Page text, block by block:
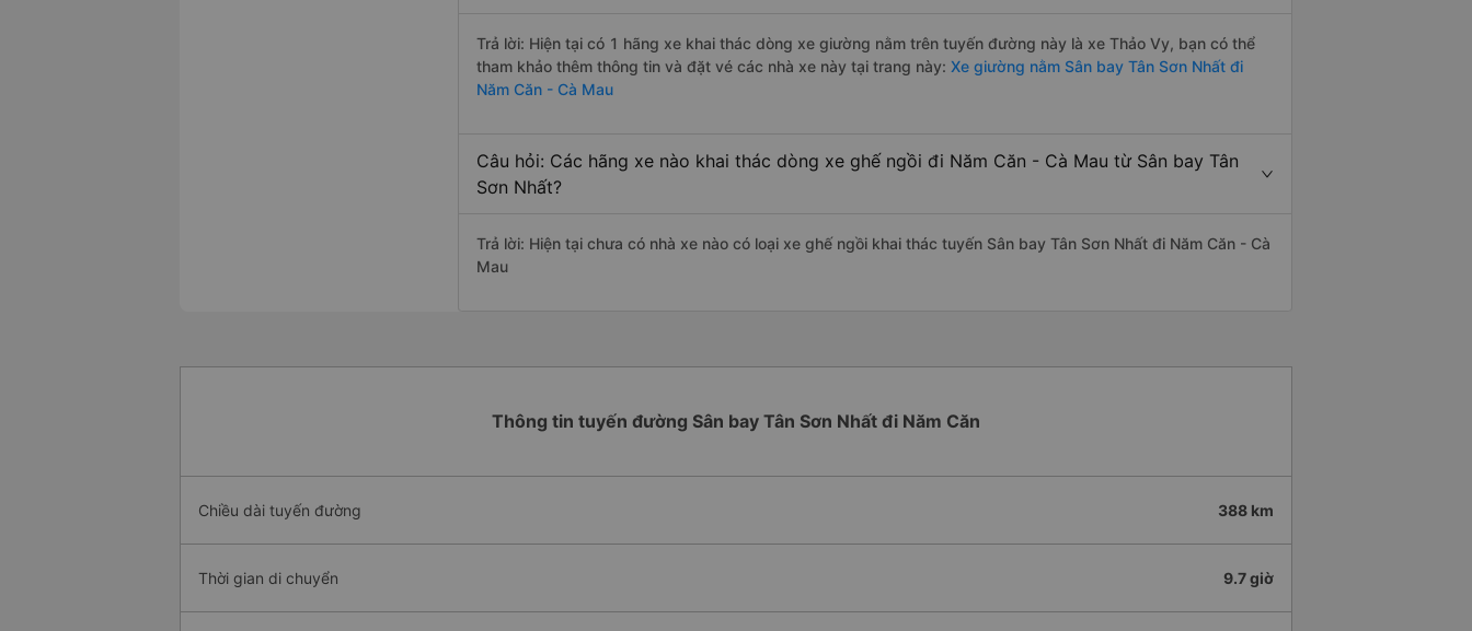
Trả lời: Hiện tại có 1 hãng xe khai thác dòng xe giường nằm trên tuyến đường này là xe Thảo Vy, bạn có thể
tham khảo thêm thông tin và đặt vé các nhà xe này tại trang này: Xe giường nằm Sân bay Tân Sơn Nhất đi
Năm Căn - Cà Mau
Câu hỏi: Các hãng xe nào khai thác dòng xe ghế ngồi đi Năm Căn - Cà Mau từ Sân bay Tân
Sơn Nhất?
Trả lời: Hiện tại chưa có nhà xe nào có loại xe ghế ngồi khai thác tuyến Sân bay Tân Sơn Nhất đi Năm Căn - Cà
Mau
Thông tin tuyến đường Sân bay Tân Sơn Nhất đi Năm Căn
Chiều dài tuyến đường 388 km
Thời gian di chuyển 9.7 giờ